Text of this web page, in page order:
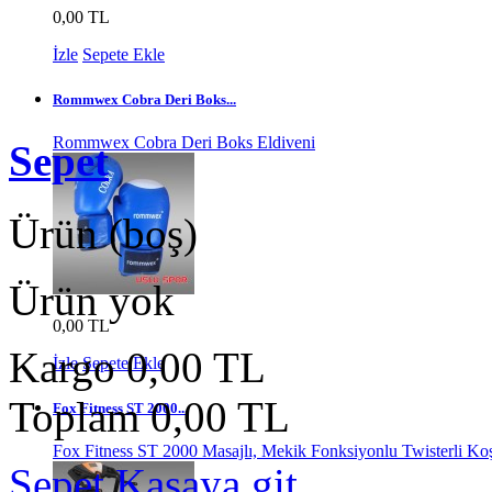
0,00 TL
İzle Sepete Ekle
Rommwex Cobra Deri Boks...
Rommwex Cobra Deri Boks Eldiveni
0,00 TL
İzle Sepete Ekle
Fox Fitness ST 2000...
Fox Fitness ST 2000 Masajlı, Mekik Fonksiyonlu Twisterli
Sepet
Ürün (boş)
Ürün yok
Kargo 0,00 TL
Toplam 0,00 TL